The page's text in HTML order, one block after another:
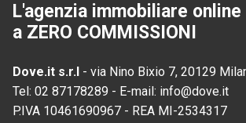
L'agenzia immobiliare online
a ZERO COMMISSIONI
Dove.it s.r.l - via Nino Bixio 7, 20129
Tel: 02 87178289 - E-mail: info@dove.it
P.IVA 10461690967 - REA MI-2534317